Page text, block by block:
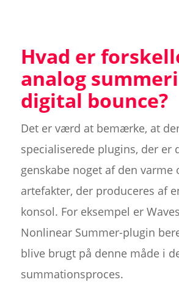
Hvad er
analog
digital bounce?
Det er værd at bemærke, at
specialiserede plugins, der er
genskabe noget af den varme
artefakter, der produceres af
konsol. For eksempel er
Nonlinear Summer-plugin
blive brugt på denne måde i
summationsproces.